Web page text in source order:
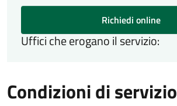
Richiedi online
Uffici che erogano il servizio:
Condizioni di servizio